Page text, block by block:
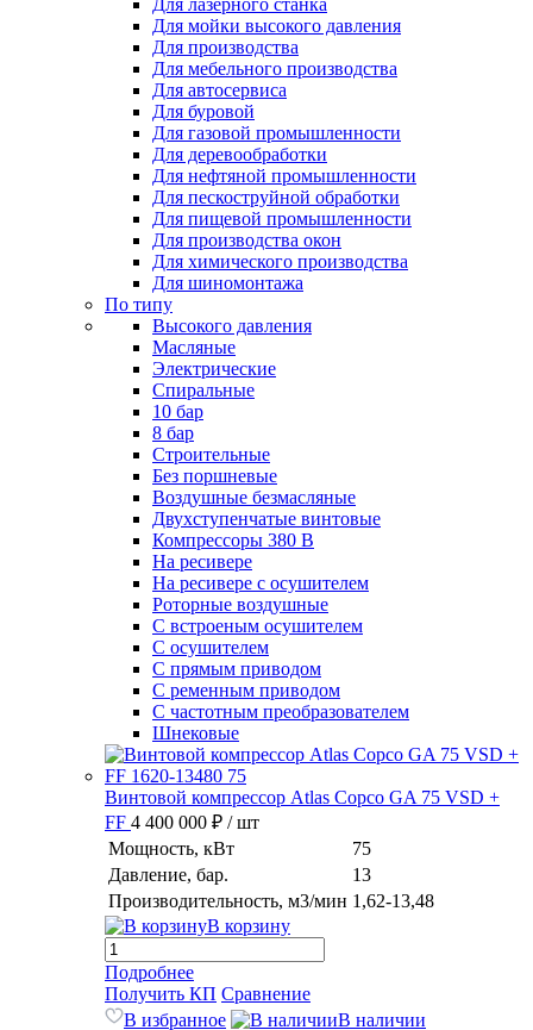
Для лазерного станка
Для мойки высокого давления
Для производства
Для мебельного производства
Для автосервиса
Для буровой
Для газовой промышленности
Для деревообработки
Для нефтяной промышленности
Для пескоструйной обработки
Для пищевой промышленности
Для производства окон
Для химического производства
Для шиномонтажа
По типу
Высокого давления
Масляные
Электрические
Спиральные
10 бар
8 бар
Cтроительные
Без поршневые
Воздушные безмасляные
Двухступенчатые винтовые
Компрессоры 380 В
На ресивере
На ресивере с осушителем
Роторные воздушные
С встроеным осушителем
С осушителем
С прямым приводом
С ременным приводом
С частотным преобразователем
Шнековые
Винтовой компрессор Atlas Copco GA 75 VSD +
FF 4 400 000 ₽ / шт
Мощность, кВт
75
Давление, бар.
13
Производительность, м3/мин 1,62-13,48
В корзину
Подробнее
Получить КП Сравнение
В избранное
В наличии